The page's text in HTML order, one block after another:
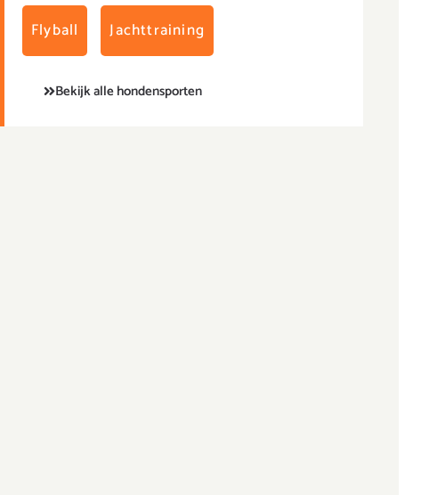
Flyball Jachttraining
Bekijk alle hondensporten